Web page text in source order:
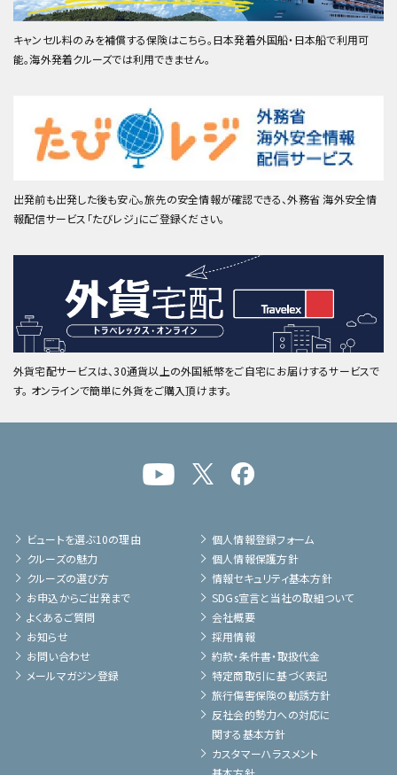
キャンセル料のみを補償する保険はこちら。日本発着外国船・日本船で利用可
能。海外発着クルーズでは利用できません。
出発前も出発した後も安心。旅先の安全情報が確認できる、外務省 海外安全情
報配信サービス「たびレジ」にご登録ください。
外貨宅配サービスは、30通貨以上の外国紙幣をご自宅にお届けするサービスで
す。 オンラインで簡単に外貨をご購入頂けます。
ビュートを選ぶ10の理由
クルーズの魅力
クルーズの選び方
お申込からご出発まで
よくあるご質問
お知らせ
お問い合わせ
メールマガジン登録
個人情報登録フォーム
個人情報保護方針
情報セキュリティ基本方針
SDGs宣言と当社の取組ついて
会社概要
採用情報
約款・条件書・取扱代金
特定商取引に基づく表記
旅行傷害保険の勧誘方針
反社会的勢力への対応に
関する基本方針
カスタマーハラスメント